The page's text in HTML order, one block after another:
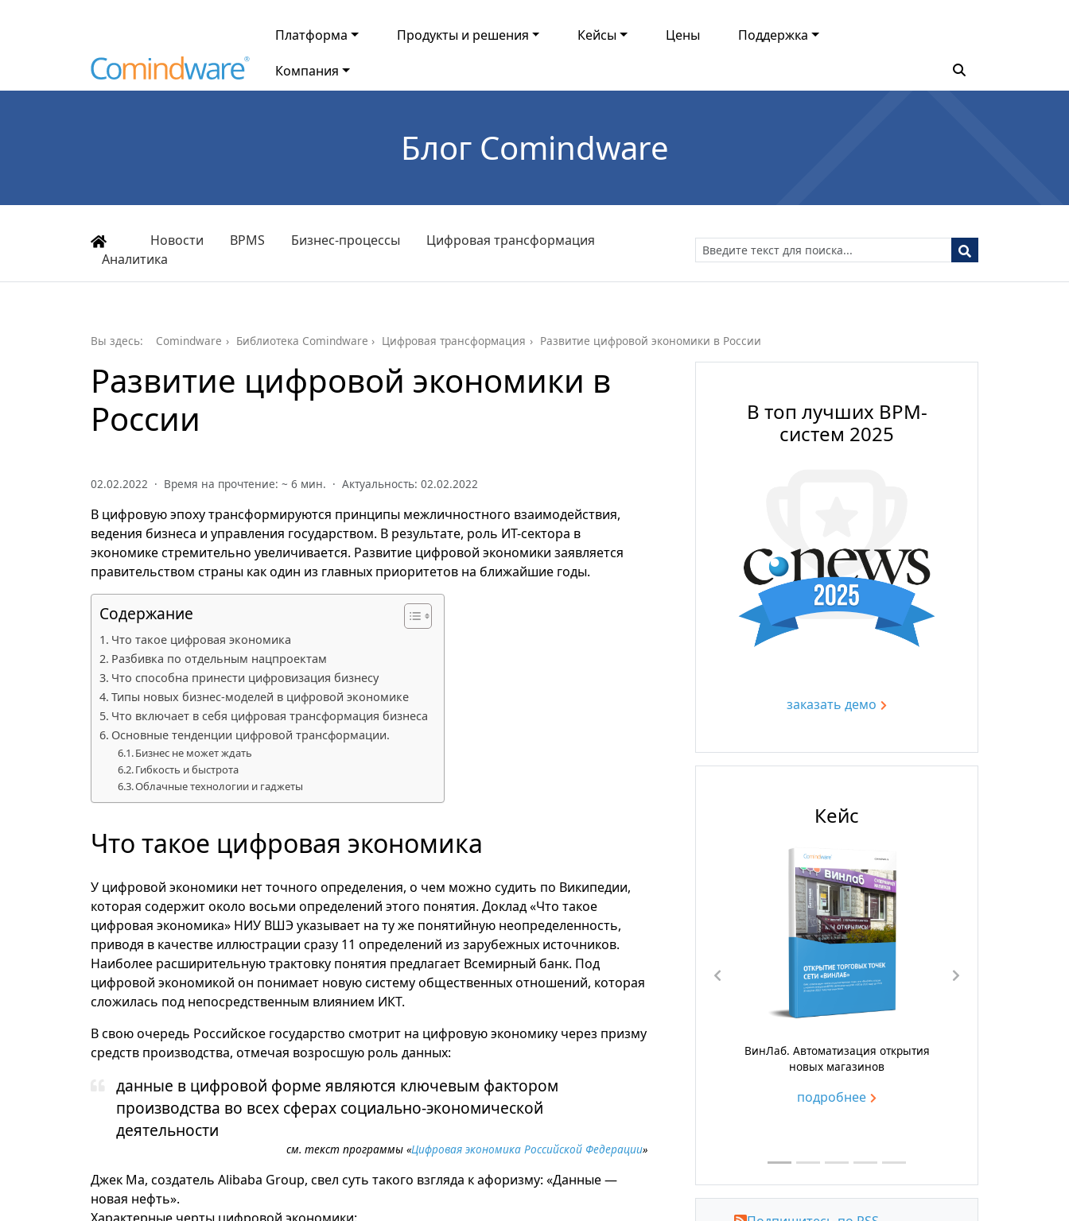
Платформа Продукты и решения Кейсы Цены Поддержка
Компания
Блог Comindware
Новости BPMS Бизнес-процессы
Цифровая трансформация
Аналитика
Вы здесь: Comindware Библиотека Comindware Цифровая трансформация Развитие цифровой экономики в России
Развитие цифровой экономики в
России
02.02.2022 · Время на прочтение: ~ 6 мин. · Актуальность: 02.02.2022
В цифровую эпоху трансформируются принципы межличностного взаимодействия,
ведения бизнеса и управления государством. В результате, роль ИТ-сектора в
экономике стремительно увеличивается. Развитие цифровой экономики заявляется
правительством страны как один из главных приоритетов на ближайшие годы.
Содержание
Что такое цифровая экономика
Разбивка по отдельным нацпроектам
Что способна принести цифровизация бизнесу
Типы новых бизнес-моделей в цифровой экономике
Что включает в себя цифровая трансформация бизнеса
Основные тенденции цифровой трансформации.
Бизнес не может ждать
Гибкость и быстрота
Облачные технологии и гаджеты
Что такое цифровая экономика
У цифровой экономики нет точного определения, о чем можно судить по Википедии,
которая содержит около восьми определений этого понятия. Доклад «Что такое
цифровая экономика» НИУ ВШЭ указывает на ту же понятийную неопределенность,
приводя в качестве иллюстрации сразу 11 определений из зарубежных источников.
Наиболее расширительную трактовку понятия предлагает Всемирный банк. Под
цифровой экономикой он понимает новую систему общественных отношений, которая
сложилась под непосредственным влиянием ИКТ.
В свою очередь Российское государство смотрит на цифровую экономику через призму
средств производства, отмечая возросшую роль данных:
данные в цифровой форме являются ключевым фактором
производства во всех сферах социально-экономической
деятельности
см. текст программы «Цифровая экономика Российской Федерации»
Джек Ма, создатель Alibaba Group, свел суть такого взгляда к афоризму: «Данные —
новая нефть».
В топ лучших BPM-
систем 2025
заказать демо
Кейс
ГК «Диалог».Цифровизация процесса
управления поставками
подробнее